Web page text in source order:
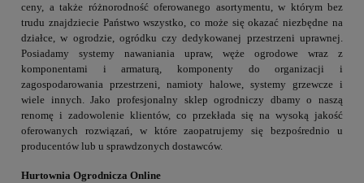
ceny, a także różnorodność oferowanego asortymentu, w którym bez
trudu znajdziecie Państwo wszystko, co może się okazać niezbędne na
działce, w ogrodzie, ogródku czy dedykowanej przestrzeni uprawnej.
Posiadamy systemy nawaniania upraw, węże ogrodowe wraz z
komponentami i armaturą, komponenty do organizacji i
zagospodarowania przestrzeni, namioty halowe, systemy grzewcze i
wiele innych. Jako profesjonalny sklep ogrodniczy dbamy o naszą
renomę i zadowolenie klientów, co przekłada się na wysoką jakość
oferowanych rozwiązań, w które zaopatrujemy się bezpośrednio u
producentów lub u sprawdzonych dostawców.
Hurtownia Ogrodnicza Online